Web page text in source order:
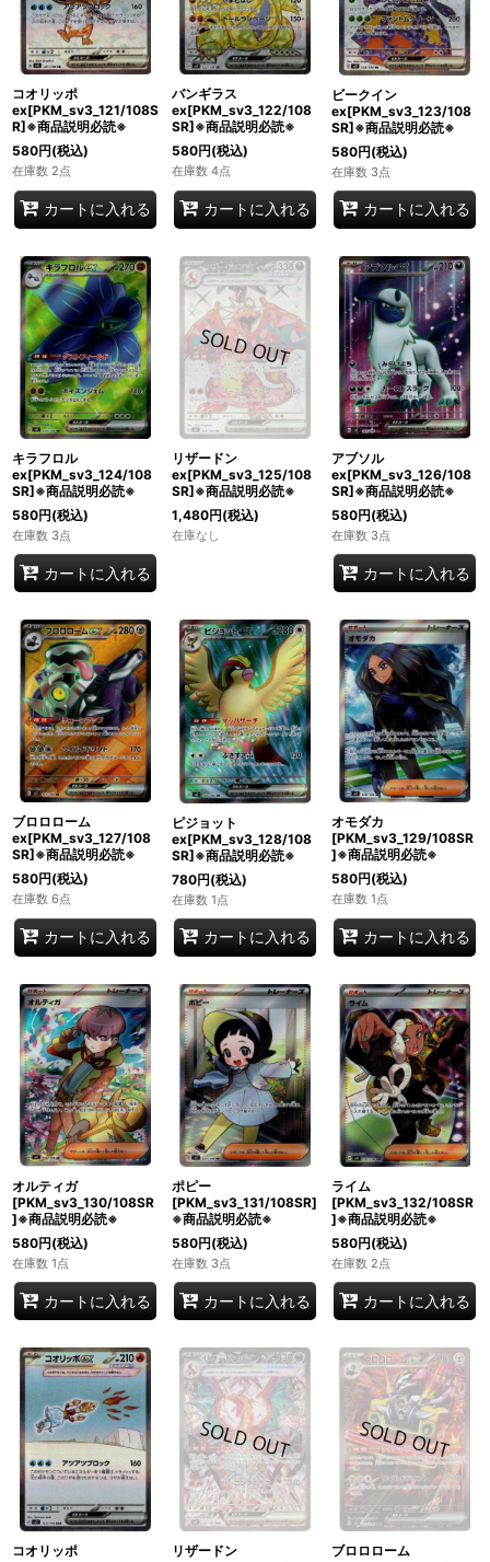
コオリッポ
ex[PKM_sv3_121/108S
R]※商品説明必読※
580円(税込)
在庫数 2点
カートに入れる
バンギラス
ex[PKM_sv3_122/108
SR]※商品説明必読※
580円(税込)
在庫数 4点
カートに入れる
ビークイン
ex[PKM_sv3_123/108
SR]※商品説明必読※
580円(税込)
在庫数 3点
カートに入れる
キラフロル
ex[PKM_sv3_124/108
SR]※商品説明必読※
580円(税込)
在庫数 3点
カートに入れる
リザードン
ex[PKM_sv3_125/108
SR]※商品説明必読※
1,480円(税込)
在庫なし
アブソル
ex[PKM_sv3_126/108
SR]※商品説明必読※
580円(税込)
在庫数 3点
カートに入れる
ブロロローム
ex[PKM_sv3_127/108
SR]※商品説明必読※
580円(税込)
在庫数 6点
カートに入れる
ピジョット
ex[PKM_sv3_128/108
SR]※商品説明必読※
780円(税込)
在庫数 1点
カートに入れる
オモダカ
[PKM_sv3_129/108SR
]※商品説明必読※
580円(税込)
在庫数 1点
カートに入れる
オルティガ
[PKM_sv3_130/108SR
]※商品説明必読※
580円(税込)
在庫数 1点
カートに入れる
ポピー
[PKM_sv3_131/108SR]
※商品説明必読※
580円(税込)
在庫数 3点
カートに入れる
ライム
[PKM_sv3_132/108SR
]※商品説明必読※
580円(税込)
在庫数 2点
カートに入れる
コオリッポ
リザードン
ブロロローム